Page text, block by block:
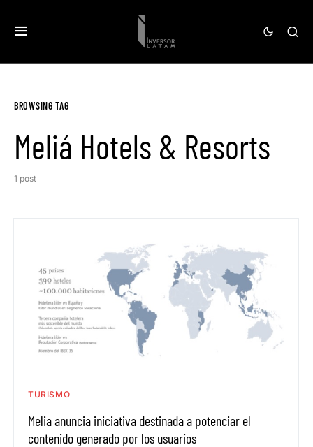
BROWSING TAG
Meliá Hotels & Resorts
1 post
TURISMO
Melia anuncia iniciativa destinada a potenciar el
contenido generado por los usuarios